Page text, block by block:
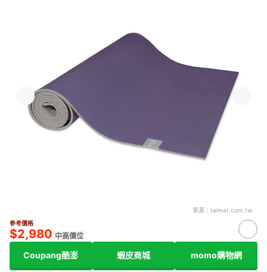
來源： taimat.com.tw
參考價格
$2,980 中高價位
Coupang酷澎 蝦皮商城 momo購物網